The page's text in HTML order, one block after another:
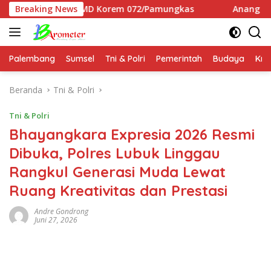
Langsung
ke
konten
Breaking News
TMMD Korem 072/Pamungkas Anang Hermansyah
Palembang Sumsel Tni & Polri Pemerintah Budaya
Beranda Tni & Polri
Tni & Polri
Bhayangkara Expresia 2026 Resmi
Dibuka, Polres Lubuk Linggau
Rangkul Generasi Muda Lewat
Ruang Kreativitas dan Prestasi
Andre Gondrong
Juni 27, 2026